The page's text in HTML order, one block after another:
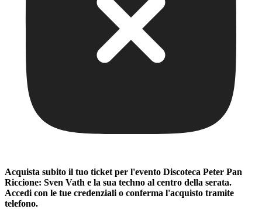
Acquista subito il tuo ticket per l'evento Discoteca Peter Pan
Riccione: Sven Vath e la sua techno al centro della serata.
Accedi con le tue credenziali o conferma l'acquisto tramite
telefono.